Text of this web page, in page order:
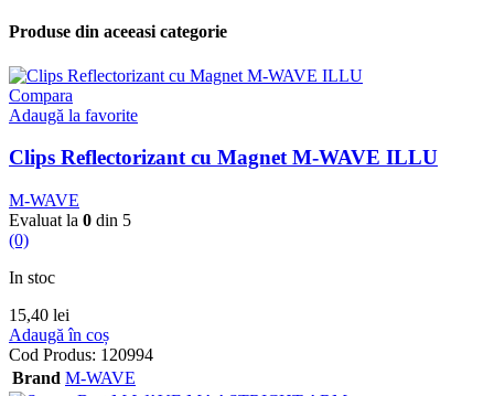
Produse din aceeasi categorie
Compara
Adaugă la favorite
Clips Reflectorizant cu Magnet M-WAVE ILLU
M-WAVE
Evaluat la 0 din 5
(0)
In stoc
15,40 lei
Adaugă în coș
Cod Produs: 120994
Brand M-WAVE